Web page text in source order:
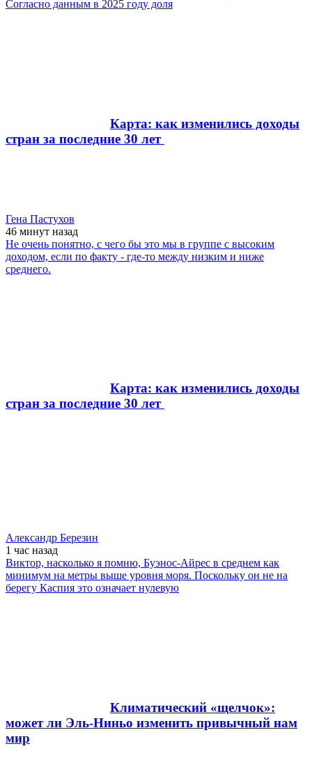
Согласно данным в 2025 году доля
Карта: как изменились доходы
стран за последние 30 лет
Гена Пастухов
46 минут назад
Не очень понятно, с чего бы это мы в группе с высоким
доходом, если по факту - где-то между низким и ниже
среднего.
Карта: как изменились доходы
стран за последние 30 лет
Александр Березин
1 час назад
Виктор, насколько я помню, Буэнос-Айрес в среднем как
минимум на метры выше уровня моря. Поскольку он не на
берегу Каспия это означает нулевую
Климатический «щелчок»:
может ли Эль-Ниньо изменить привычный нам
мир